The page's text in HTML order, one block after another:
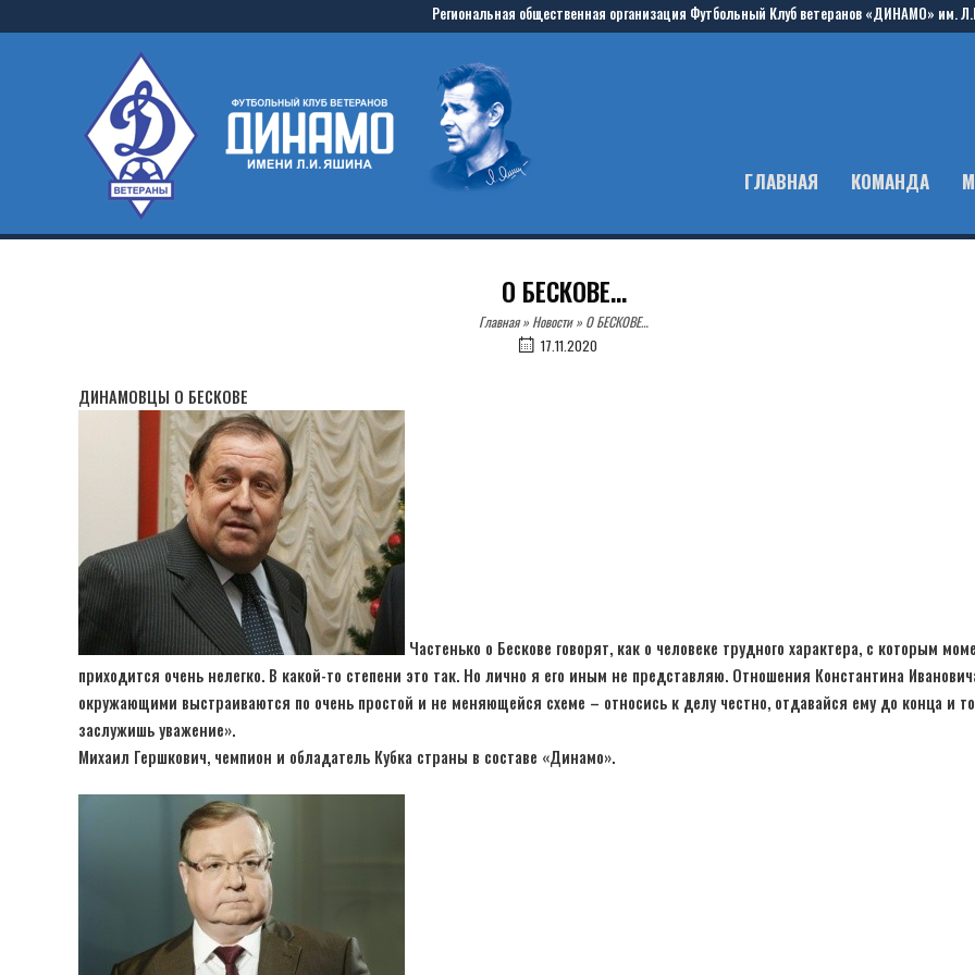
to
Региональная общественная организация Футбольный Клуб ветеранов «ДИНАМО» им.
ГЛАВНАЯ КОМАНДА
О БЕСКОВЕ…
Главная» Новости» О БЕСКОВЕ…
17.11.2020
ДИНАМОВЦЫ О БЕСКОВЕ
Частенько о Бескове говорят, как о человеке трудного характера, с которым
приходится очень нелегко. В какой-то степени это так. Но лично я его иным не представляю. Отношения Константина
окружающими выстраиваются по очень простой и не меняющейся схеме – относись к делу честно, отдавайся ему до конца и
заслужишь уважение».
Михаил Гершкович, чемпион и обладатель Кубка страны в составе «Динамо».